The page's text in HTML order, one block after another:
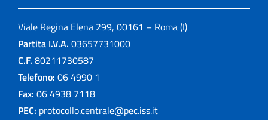
Viale Regina Elena 299, 00161 – Roma (I)
Partita I.V.A. 03657731000
C.F. 80211730587
Telefono: 06 4990 1
Fax: 06 4938 7118
PEC: protocollo.centrale@pec.iss.it